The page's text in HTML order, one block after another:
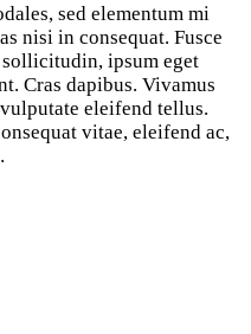
sed elementum mi
nisi in consequat. Fusce
sollicitudin, ipsum eget
Cras dapibus. Vivamus
eleifend tellus.
vitae, eleifend ac,